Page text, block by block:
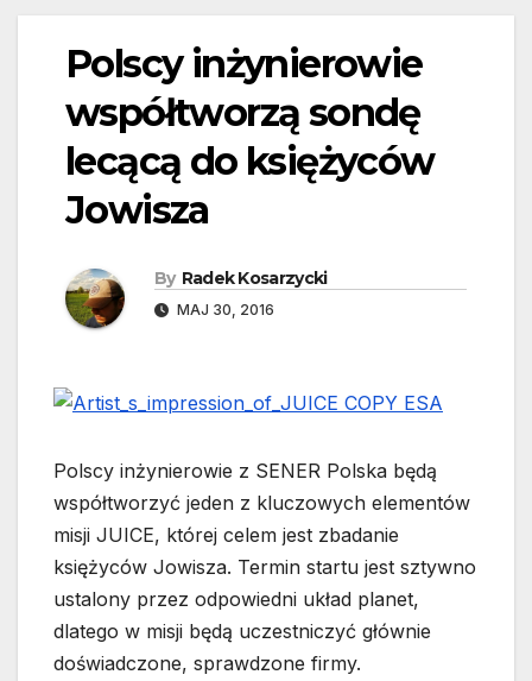
Polscy inżynierowie
współtworzą sondę
lecącą do księżyców
Jowisza
By Radek Kosarzycki
MAJ 30, 2016
Polscy inżynierowie z SENER Polska będą
współtworzyć jeden z kluczowych elementów
misji JUICE, której celem jest zbadanie
księżyców Jowisza. Termin startu jest sztywno
ustalony przez odpowiedni układ planet,
dlatego w misji będą uczestniczyć głównie
doświadczone, sprawdzone firmy.